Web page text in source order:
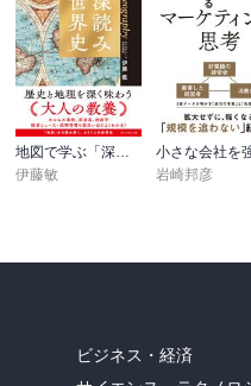
地図で学ぶ「深読み」世界史
伊藤敏
岩崎邦彦
ビジネス・経済